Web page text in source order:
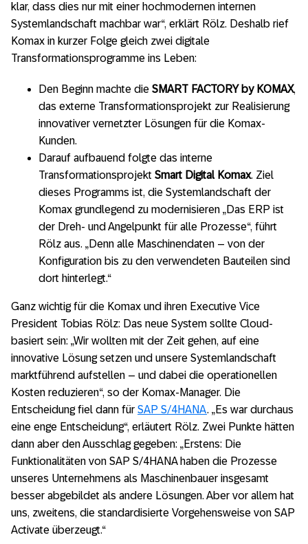
klar, dass dies nur mit einer hochmodernen internen
Systemlandschaft machbar war“, erklärt Rölz. Deshalb rief
Komax in kurzer Folge gleich zwei digitale
Transformationsprogramme ins Leben:
Den Beginn machte die SMART FACTORY by KOMAX,
das externe Transformationsprojekt zur Realisierung
innovativer vernetzter Lösungen für die Komax-
Kunden.
Darauf aufbauend folgte das interne
Transformationsprojekt Smart Digital Komax. Ziel
dieses Programms ist, die Systemlandschaft der
Komax grundlegend zu modernisieren „Das ERP ist
der Dreh- und Angelpunkt für alle Prozesse“, führt
Rölz aus. „Denn alle Maschinendaten – von der
Konfiguration bis zu den verwendeten Bauteilen sind
dort hinterlegt.“
Ganz wichtig für die Komax und ihren Executive Vice
President Tobias Rölz: Das neue System sollte Cloud-
basiert sein: „Wir wollten mit der Zeit gehen, auf eine
innovative Lösung setzen und unsere Systemlandschaft
marktführend aufstellen – und dabei die operationellen
Kosten reduzieren“, so der Komax-Manager. Die
Entscheidung fiel dann für SAP S/4HANA. „Es war durchaus
eine enge Entscheidung“, erläutert Rölz. Zwei Punkte hätten
dann aber den Ausschlag gegeben: „Erstens: Die
Funktionalitäten von SAP S/4HANA haben die Prozesse
unseres Unternehmens als Maschinenbauer insgesamt
besser abgebildet als andere Lösungen. Aber vor allem hat
uns, zweitens, die standardisierte Vorgehensweise von SAP
Activate überzeugt.“